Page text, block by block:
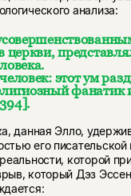
анализа:
церкви,
этот ум
фанатик
данная Элло,
его
которой
который Дэз